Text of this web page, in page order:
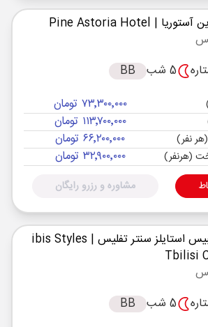
آستوریا | Pine Astoria Hotel
5 شب BB
۷۳٬۳۰۰٬۰۰۰ تومان
۱۱۳٬۷۰۰٬۰۰۰ تومان
نفر) ۶۶٬۲۰۰٬۰۰۰ تومان
(هرنفر) ۳۲٬۹۰۰٬۰۰۰ تومان
مشاوره و رزرو رایگان
استایلز سنتر تفلیس | ibis Styles
Tbilisi
5 شب BB